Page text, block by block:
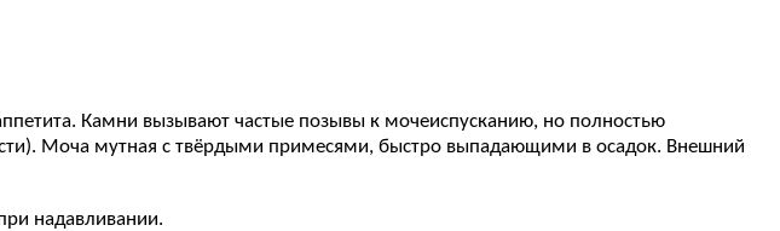
Камни вызывают частые позывы к мочеиспусканию, но полностью
Моча мутная с твёрдыми примесями, быстро выпадающими в осадок. Внешний
надавливании.